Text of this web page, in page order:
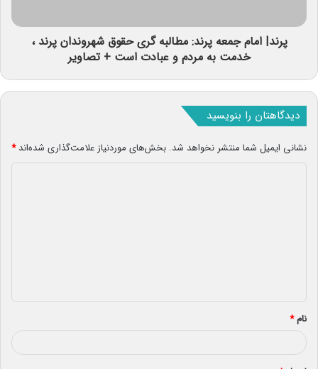
پرند| امام جمعه پرند: مطالبه گری حقوق شهروندان پرند ،
خدمت به مردم و عبادت است + تصاویر
دیدگاهتان را بنویسید
نشانی ایمیل شما منتشر نخواهد شد. بخش‌های موردنیاز علامت‌گذاری شده‌اند*
*
نام*